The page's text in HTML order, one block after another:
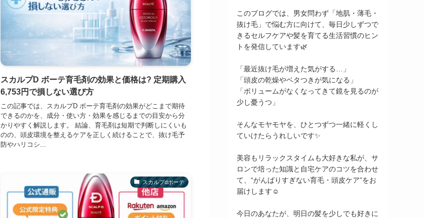
スカルプD ボーテ育毛剤の効果と価格は? 定期購入
6,753円で損しない選び方
この記事では、スカルプD ボーテ育毛剤の効果がどこまで期待
できるのかを、成分・使い方・効果を感じるまでの目安から分
かりやすく解説します。 結論、育毛剤は短期で判断しにくいも
のの、頭皮環境を整えるケアを正しく続けることで、抜け毛予
防やハリコシ...
スカルプdボーテ
このブログでは、男女問わず「地肌・薄毛・
抜け毛」で悩む方に向けて、毎日少しずつで
きるセルフケアや髪を育てる生活習慣のヒン
トを発信しています🌿
「最近抜け毛が増えた気がする…」
「頭皮の乾燥やベタつきが気になる」
「ボリュームがなくなってきて鏡を見るのが
少し憂うつ」
そんなモヤモヤを、ひとつずつ一緒に軽くし
ていけたらうれしいです✨
美容もリラックスタイムも大好きな私が、サ
ロンで培った知識と自宅ケアのコツを合わせ
て、“がんばりすぎない育毛・頭皮ケア”をお
届けします☺️
今日のあなたが、明日の髪を少しでも好きに